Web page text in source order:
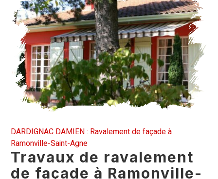
DARDIGNAC DAMIEN : Ravalement de façade à
Ramonville-Saint-Agne
Travaux de ravalement
de façade à Ramonville-